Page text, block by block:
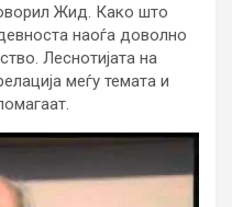
Жид. Како што
наоѓа доволно
Леснотијата на
меѓу темата и